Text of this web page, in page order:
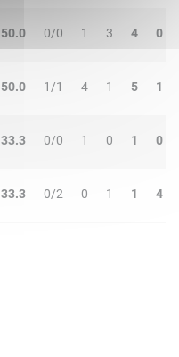
50.0 0/0 1 3 4 0
50.0 1/1 4 1 5 1
33.3 0/0 1 0 1 0
33.3 0/2 0 1 1 4